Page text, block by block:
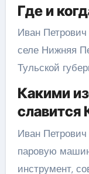
Где и
Иван
селе Нижняя
Тульской
Какими
славится
Иван
паровую
инструмент,